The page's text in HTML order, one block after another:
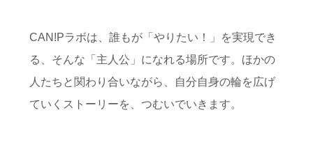
CAN!Pラボは、誰もが「やりたい！」を実現でき
る、そんな「主人公」になれる場所です。ほかの
人たちと関わり合いながら、自分自身の輪を広げ
ていくストーリーを、つむいでいきます。